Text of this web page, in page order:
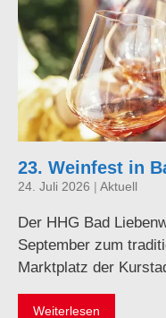
23. Weinfest in
24. Juli 2026 Aktuell
Der HHG Bad
September zum
Marktplatz der
Weiterlesen